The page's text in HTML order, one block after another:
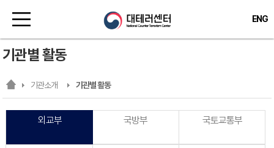
ENG
기관소개 기관별 활동
기관별 활동
외교부 국방부 국토교통부